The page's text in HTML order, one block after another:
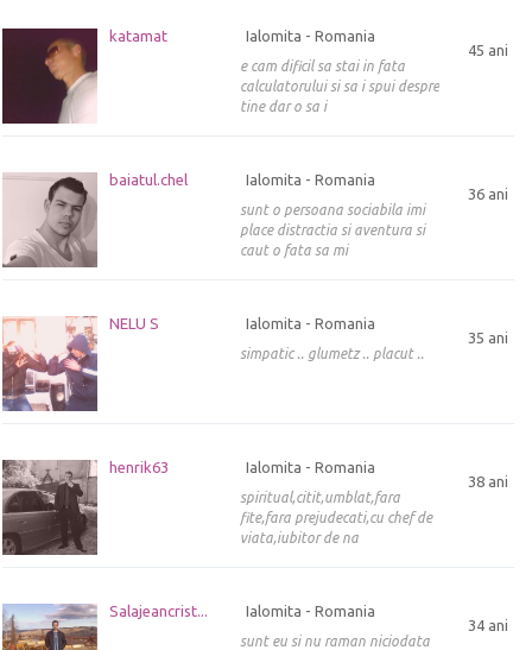
katamat
45 ani
Ialomita - Romania
e cam dificil sa stai in fata
calculatorului si sa i spui despre
tine dar o sa i
baiatul.chel
36 ani
Ialomita - Romania
sunt o persoana sociabila imi
place distractia si aventura si
caut o fata sa mi
NELU S
35 ani
Ialomita - Romania
simpatic .. glumetz .. placut ..
henrik63
38 ani
Ialomita - Romania
spiritual,citit,umblat,fara
fite,fara prejudecati,cu chef de
viata,iubitor de na
Salajeancrist...
34 ani
Ialomita - Romania
sunt eu si nu raman niciodata